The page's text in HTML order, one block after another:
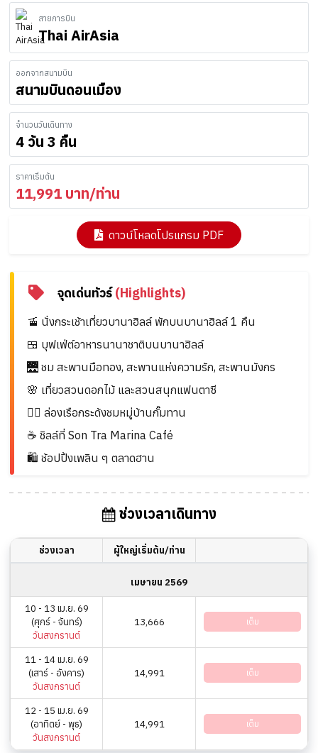
สายการบิน
Thai AirAsia
ออกจากสนามบิน
สนามบินดอนเมือง
จำนวนวันเดินทาง
4 วัน 3 คืน
ราคาเริ่มต้น
11,991 บาท/ท่าน
ดาวน์โหลดโปรแกรม PDF
จุดเด่นทัวร์(Highlights)
🚡 นั่งกระเช้าเที่ยวบานาฮิลล์ พักบนบานาฮิลล์ 1 คืน
🍱 บุฟเฟ่ต์อาหารนานาชาติบนบานาฮิลล์
🌉 ชม สะพานมือทอง, สะพานแห่งความรัก, สะพานมังกร
🌸 เที่ยวสวนดอกไม้ และสวนสนุกแฟนตาซี
🚣‍♂️ ล่องเรือกระด้งชมหมู่บ้านกั๊มทาน
☕ ชิลล์ที่ Son Tra Marina Café
🛍️ ช้อปปิ้งเพลิน ๆ ตลาดฮาน
ช่วงเวลาเดินทาง
ช่วงเวลา ผู้ใหญ่เริ่มต้น/ท่าน
เมษายน 2569
10 - 13 เม.ย. 69
(ศุกร์ - จันทร์)
วันสงกรานต์
13,666 เต็ม
11 - 14 เม.ย. 69
(เสาร์ - อังคาร)
วันสงกรานต์
14,991 เต็ม
12 - 15 เม.ย. 69
(อาทิตย์ - พุธ)
วันสงกรานต์
14,991 เต็ม